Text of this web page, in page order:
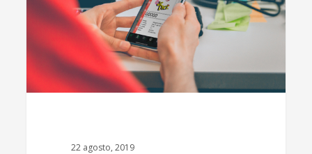
22 agosto, 2019